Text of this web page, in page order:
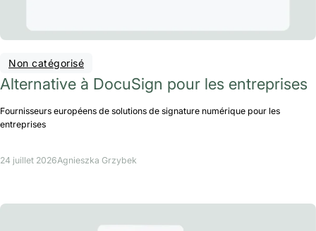
Non catégorisé
Alternative à DocuSign pour les entreprises
Fournisseurs européens de solutions de signature numérique pour les
entreprises
24 juillet 2026Agnieszka Grzybek